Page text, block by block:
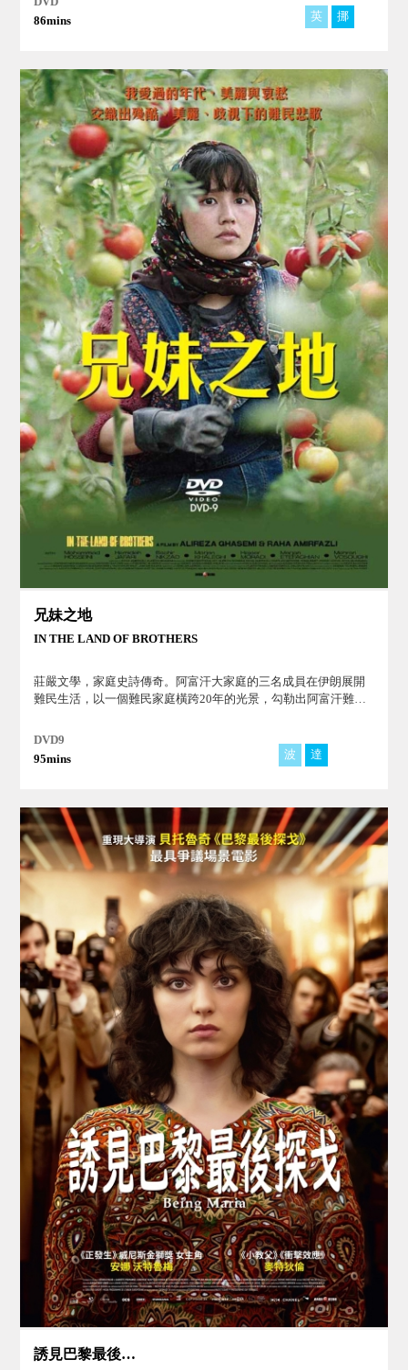
86mins
英 挪
兄妹之地
IN THE LAND OF BROTHERS
莊嚴文學，家庭史詩傳奇。阿富汗大家庭的三名成員在伊朗展開
難民生活，以一個難民家庭橫跨20年的光景，勾勒出阿富汗難民
DVD9
95mins
波 達
誘見巴黎最後探戈